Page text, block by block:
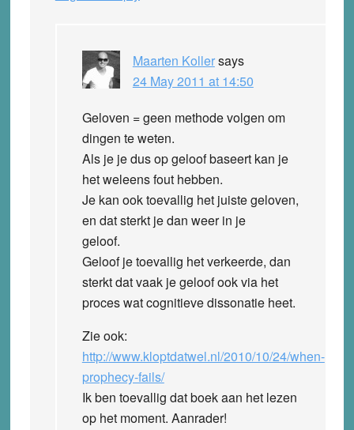
Maarten Kollersays
24 May 2011 at 14:50
Geloven = geen methode volgen om
dingen te weten.
Als je je dus op geloof baseert kan je
het weleens fout hebben.
Je kan ook toevallig het juiste geloven,
en dat sterkt je dan weer in je
geloof.
Geloof je toevallig het verkeerde, dan
sterkt dat vaak je geloof ook via het
proces wat cognitieve dissonatie heet.
Zie ook:
http://www.kloptdatwel.nl/2010/10/24/when-
prophecy-fails/
Ik ben toevallig dat boek aan het lezen
op het moment. Aanrader!